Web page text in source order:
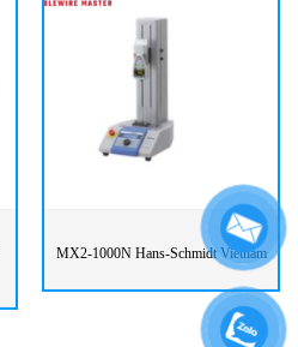
MX2-1000N Hans-Schmidt Vietnam